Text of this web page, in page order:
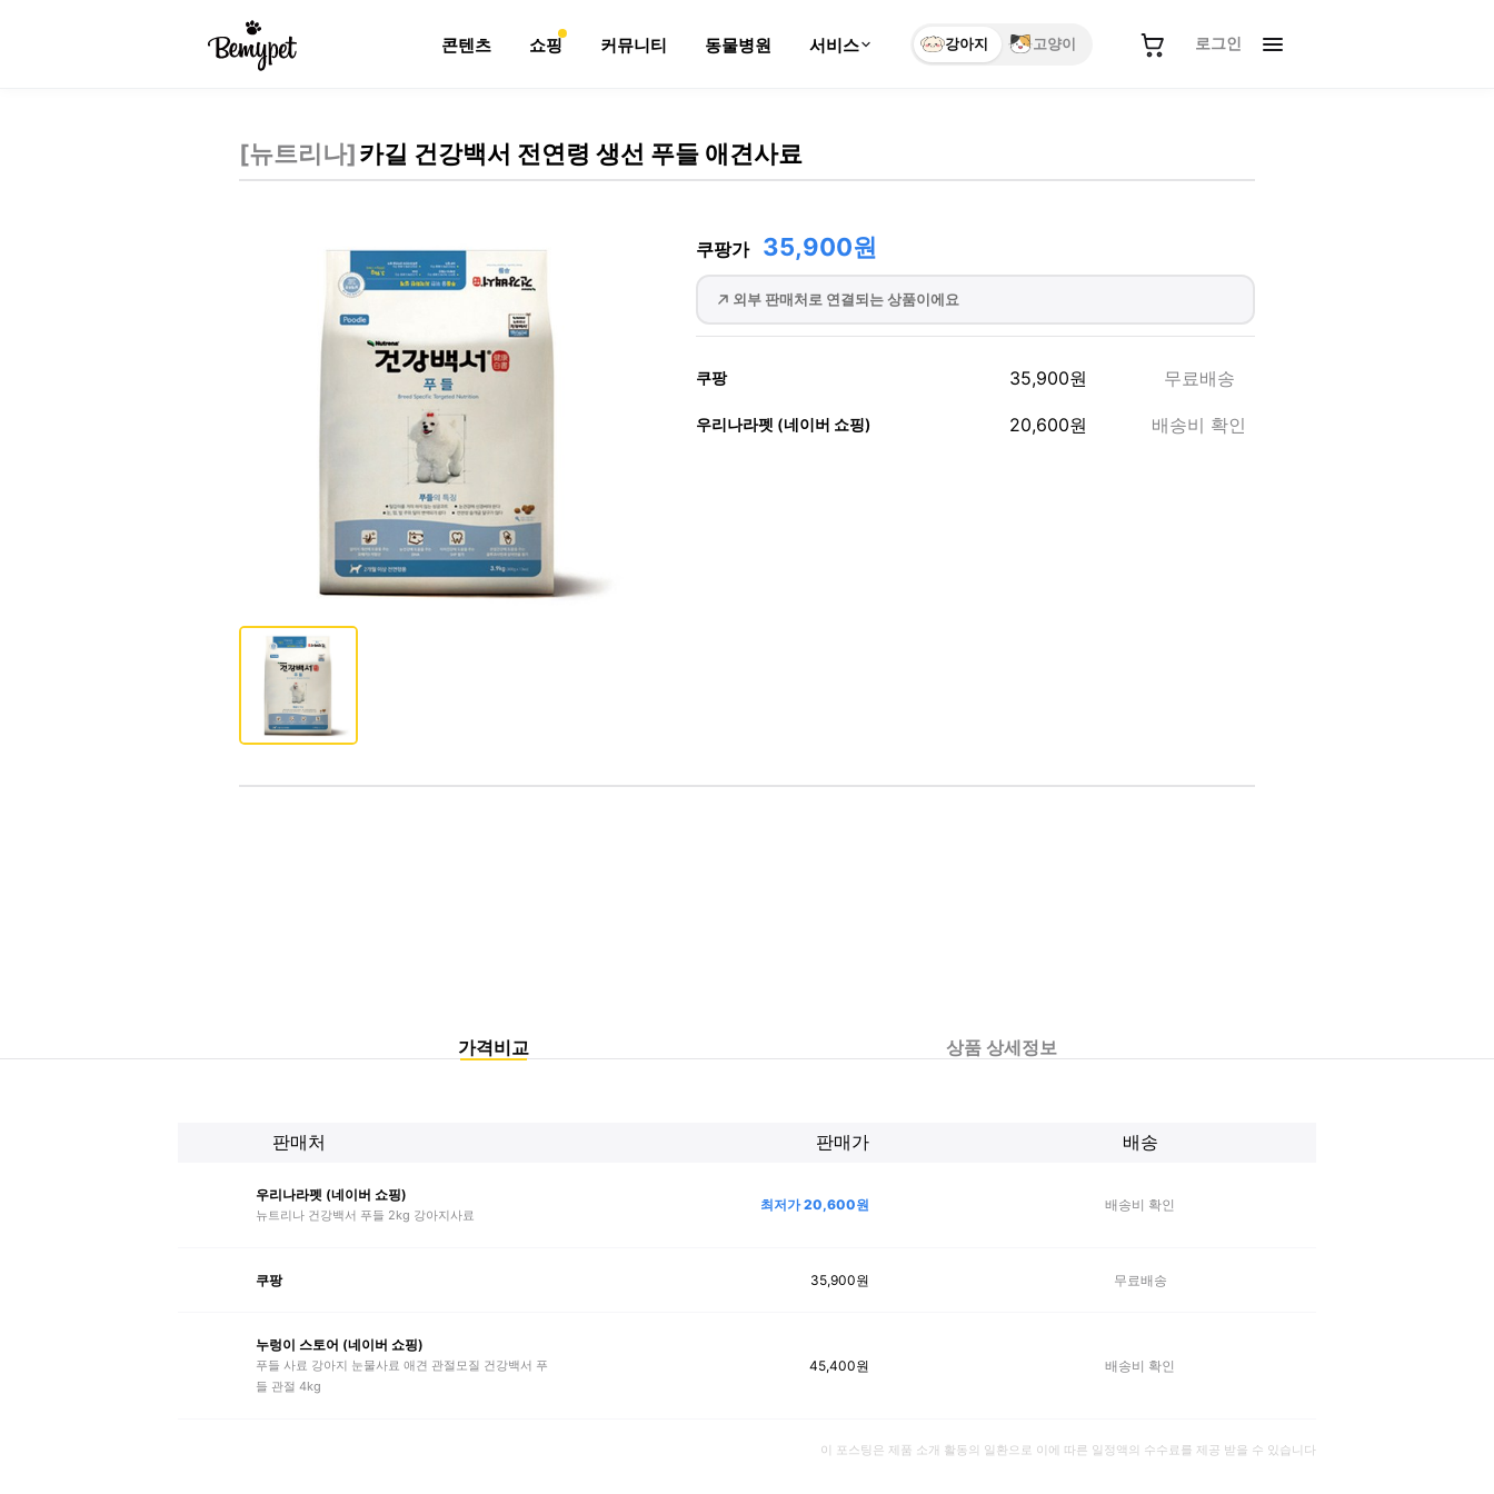
콘텐츠 쇼핑 커뮤니티 동물병원 서비스 강아지 고양이 로그인
[뉴트리나]카길 건강백서 전연령 생선 푸들 애견사료
쿠팡가 35,900원
외부 판매처로 연결되는 상품이에요
쿠팡 35,900원 무료배송
우리나라펫 (네이버 쇼핑) 20,600원 배송비 확인
가격비교 상품 상세정보
판매처 판매가 배송
우리나라펫 (네이버 쇼핑)
뉴트리나 건강백서 푸들 2kg 강아지사료
최저가20,600원 배송비 확인
쿠팡 35,900원 무료배송
누렁이 스토어 (네이버 쇼핑)
푸들 사료 강아지 눈물사료 애견 관절모질 건강백서 푸
들 관절 4kg
45,400원 배송비 확인
이 포스팅은 제품 소개 활동의 일환으로 이에 따른 일정액의 수수료를 제공 받을 수 있습니다